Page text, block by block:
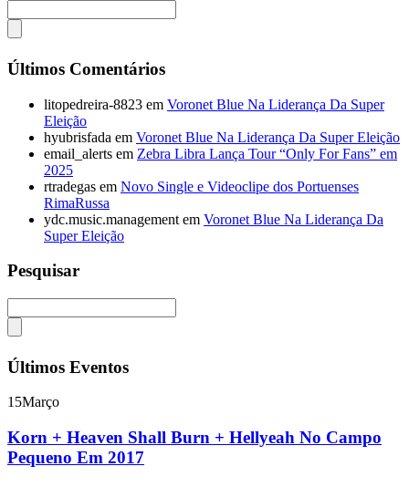
Últimos Comentários
litopedreira-8823 em Voronet Blue Na Liderança Da Super
Eleição
hyubrisfada em Voronet Blue Na Liderança Da Super Eleição
email_alerts em Zebra Libra Lança Tour “Only For Fans” em
2025
rtradegas em Novo Single e Videoclipe dos Portuenses
RimaRussa
ydc.music.management em Voronet Blue Na Liderança Da
Super Eleição
Pesquisar
Últimos Eventos
15Março
Korn + Heaven Shall Burn + Hellyeah No Campo
Pequeno Em 2017